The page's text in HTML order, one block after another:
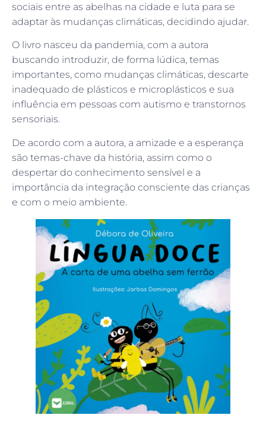
sociais entre as abelhas na cidade e luta para se
adaptar às mudanças climáticas, decidindo ajudar.
O livro nasceu da pandemia, com a autora
buscando introduzir, de forma lúdica, temas
importantes, como mudanças climáticas, descarte
inadequado de plásticos e microplásticos e sua
influência em pessoas com autismo e transtornos
sensoriais.
De acordo com a autora, a amizade e a esperança
são temas-chave da história, assim como o
despertar do conhecimento sensível e a
importância da integração consciente das crianças
e com o meio ambiente.